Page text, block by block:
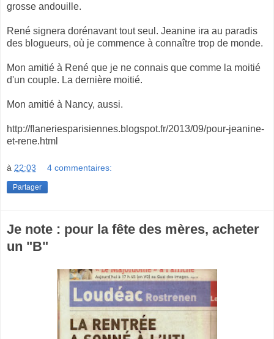
grosse andouille.
René signera dorénavant tout seul. Jeanine ira au paradis
des blogueurs, où je commence à connaître trop de monde.
Mon amitié à René que je ne connais que comme la moitié
d'un couple. La dernière moitié.
Mon amitié à Nancy, aussi.
http://flaneriesparisiennes.blogspot.fr/2013/09/pour-jeanine-
et-rene.html
à 22:03 4 commentaires:
Partager
Je note : pour la fête des mères, acheter
un "B"